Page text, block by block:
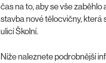
čas na to, aby se vše
stavba nové tělocvičny, která
ulicí Školní.
Níže naleznete podrobnější